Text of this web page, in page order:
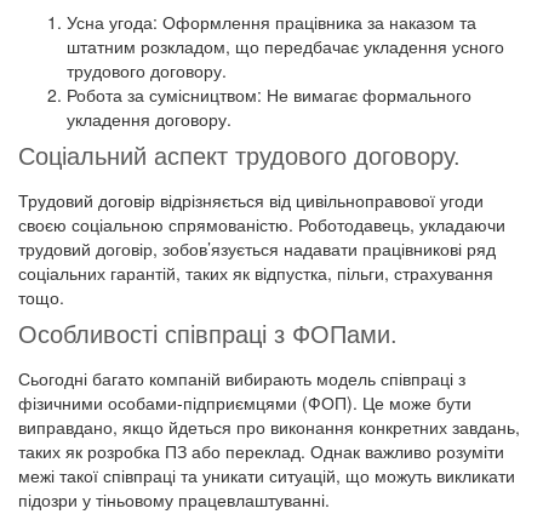
Усна угода: Оформлення працівника за наказом та
штатним розкладом, що передбачає укладення усного
трудового договору.
Робота за сумісництвом: Не вимагає формального
укладення договору.
Соціальний аспект трудового договору.
Трудовий договір відрізняється від цивільноправової угоди
своєю соціальною спрямованістю. Роботодавець, укладаючи
трудовий договір, зобов’язується надавати працівникові ряд
соціальних гарантій, таких як відпустка, пільги, страхування
тощо.
Особливості співпраці з ФОПами.
Сьогодні багато компаній вибирають модель співпраці з
фізичними особами-підприємцями (ФОП). Це може бути
виправдано, якщо йдеться про виконання конкретних завдань,
таких як розробка ПЗ або переклад. Однак важливо розуміти
межі такої співпраці та уникати ситуацій, що можуть викликати
підозри у тіньовому працевлаштуванні.